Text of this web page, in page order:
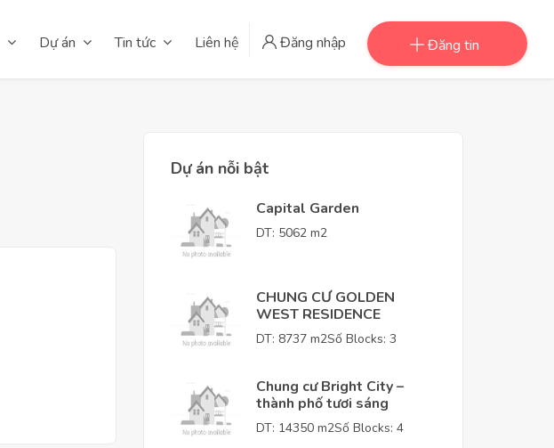
Dự án Tin tức Liên hệ Đăng nhập Đăng tin
Dự án nỗi bật
Capital Garden
DT: 5062 m2
CHUNG CƯ GOLDEN
WEST RESIDENCE
DT: 8737 m2Số Blocks: 3
Chung cư Bright City –
thành phố tươi sáng
DT: 14350 m2Số Blocks: 4